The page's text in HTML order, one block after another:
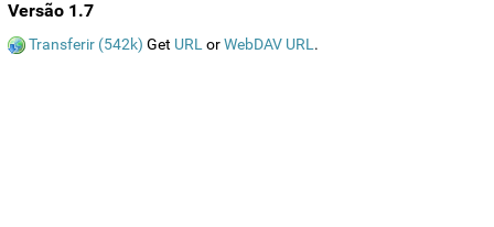
Versão 1.7
Transferir (542k) Get URL orWebDAV URL .